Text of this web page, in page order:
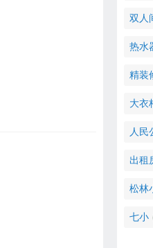
双人
热水
精装
大衣
人民
出租
松林
七小